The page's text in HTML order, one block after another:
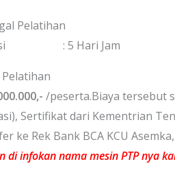
Pelatihan
: 5 Hari Jam : 08.00 –
Pelatihan
/peserta.Biaya tersebut
Sertifikat dari Kementrian
ke Rek Bank BCA KCU
di infokan nama mesin PTP nya